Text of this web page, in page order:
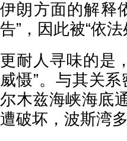
伊朗方面的解释
告”，因此被“依法
更耐人寻味的是
威慑”。与其关
尔木兹海峡海底
遭破坏，波斯湾